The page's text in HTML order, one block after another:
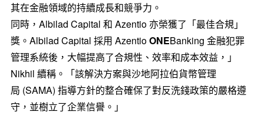
其在金融領域的持續成長和競爭力。
同時，Albilad Capital 和 Azentio 亦榮獲了「最佳合規」
獎。Albilad Capital 採用 AzentioONEBanking 金融犯罪
管理系統後，大幅提高了合規性、效率和成本效益，」
Nikhil 續稱。「該解決方案與沙地阿拉伯貨幣管理
局 (SAMA) 指導方針的整合確保了對反洗錢政策的嚴格遵
守，並樹立了企業信譽。」